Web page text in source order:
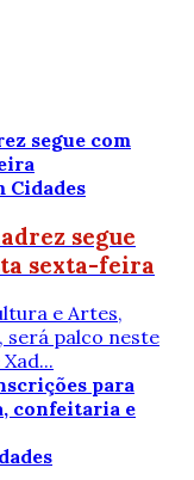
Cidades
segue
sexta-feira
e Artes,
será palco neste